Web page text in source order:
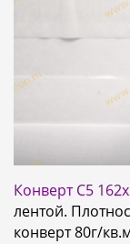
Конверт С5
лентой.
конверт 80г/